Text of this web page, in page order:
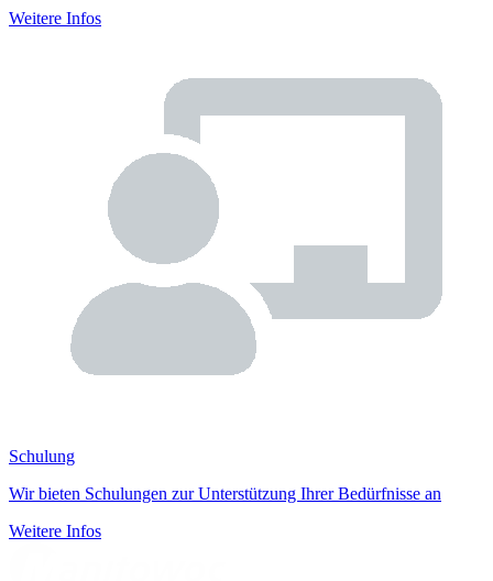
Weitere Infos
Schulung
Wir bieten Schulungen zur Unterstützung Ihrer Bedürfnisse an
Weitere Infos